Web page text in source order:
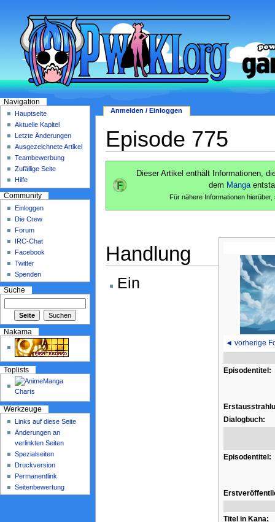
Episode 775
Dieser Artikel enthält Informationen,
dem Manga
Für nähere Informationen
◄ vorherige
Episodentitel:
Dialogbuch:
Episodentitel:
Titel in Kana:
Handlung
Ein
Anmelden / Einloggen
Navigation
Hauptseite
Aktuelle Kapitel
Letzte Änderungen
Ausgezeichnete Artikel
Teambewerbung
Zufällige Seite
Hilfe
Community
Einloggen
Die Crew
Forum
IRC-Chat
Facebook
Twitter
Spenden
Suche
Nakama
Toplists
Werkzeuge
Links auf diese Seite
Änderungen an
verlinkten Seiten
Spezialseiten
Druckversion
Permanentlink
Seitenbewertung